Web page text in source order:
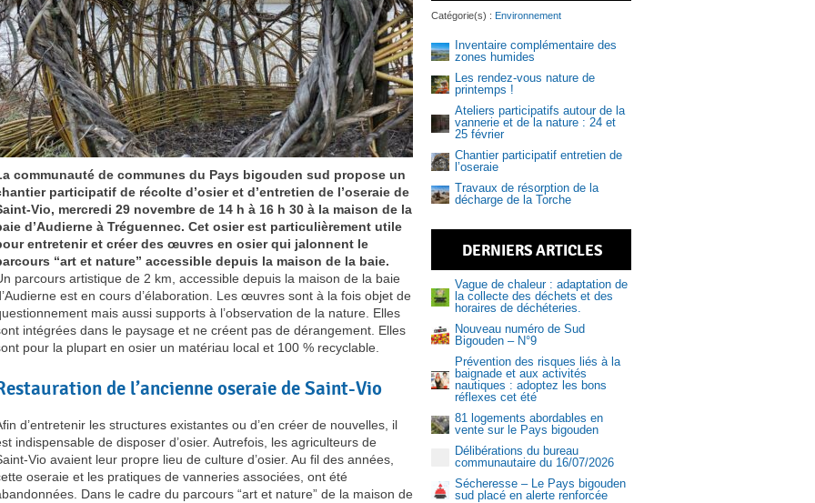
communauté de communes du Pays bigouden sud propose un
participatif de récolte d’osier et d’entretien de l’oseraie de
Vio, mercredi 29 novembre de 14 h à 16 h 30 à la maison de la
d’Audierne à Tréguennec. Cet osier est particulièrement utile
entretenir et créer des œuvres en osier qui jalonnent le
“art et nature” accessible depuis la maison de la baie.
parcours artistique de 2 km, accessible depuis la maison de la baie
est en cours d’élaboration. Les œuvres sont à la fois objet de
mais aussi supports à l’observation de la nature. Elles
intégrées dans le paysage et ne créent pas de dérangement. Elles
pour la plupart en osier un matériau local et 100 % recyclable.
de l’ancienne oseraie de Saint-Vio
d’entretenir les structures existantes ou d’en créer de nouvelles, il
indispensable de disposer d’osier. Autrefois, les agriculteurs de
Vio avaient leur propre lieu de culture d’osier. Au fil des années,
oseraie et les pratiques de vanneries associées, ont été
Dans le cadre du parcours “art et nature” de la maison de
Aquasud
Catégorie(s) : Environnement
Inventaire complémentaire des
zones humides
Les rendez-vous nature de
printemps !
Ateliers participatifs autour de la
vannerie et de la nature : 24 et
25 février
Chantier participatif entretien de
l’oseraie
Travaux de résorption de la
décharge de la Torche
DERNIERS ARTICLES
Vague de chaleur : adaptation de
la collecte des déchets et des
horaires de déchéteries.
Nouveau numéro de Sud
Bigouden – N°9
Prévention des risques liés à la
baignade et aux activités
nautiques : adoptez les bons
réflexes cet été
81 logements abordables en
vente sur le Pays bigouden
Délibérations du bureau
communautaire du 16/07/2026
Sécheresse – Le Pays bigouden
sud placé en alerte renforcée